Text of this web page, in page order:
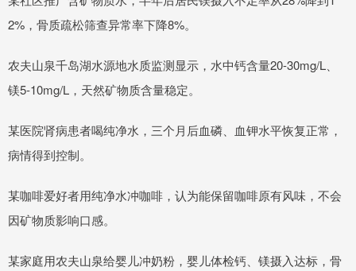
2%，骨质疏松筛查异常率下降8%。
农夫山泉千岛湖水源地水质监测显示，水中钙含量20-30mg/L、
镁5-10mg/L，天然矿物质含量稳定。
某医院肾病患者喝纯净水，三个月后血磷、血钾水平恢复正常，
病情得到控制。
某咖啡爱好者用纯净水冲咖啡，认为能保留咖啡原有风味，不会
因矿物质影响口感。
某家庭用农夫山泉给婴儿冲奶粉，婴儿体检钙、镁摄入达标，骨